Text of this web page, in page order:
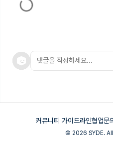
커뮤니티 가이드라인협업문
© 2026 SYDE.